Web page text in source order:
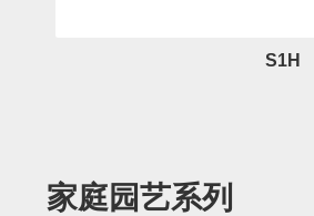
S1H
家庭园艺系列